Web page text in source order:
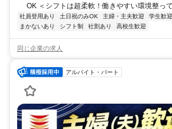
OK ＜シフトは超柔軟！働きやすい環境整っ
社員登用あり 土日祝のみOK 主婦・主夫歓迎 学生歓迎
まかないあり
シフト制 社割あり 高校生歓迎
同じ企業の求人
アルバイト・パート